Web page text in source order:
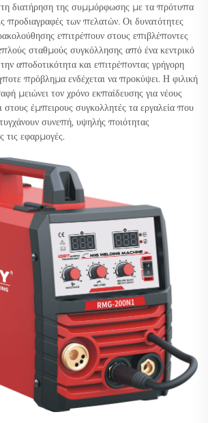
διατήρηση της συμμόρφωσης με τα πρότυπα
προδιαγραφές των πελατών. Οι δυνατότητες
επιτρέπουν στους επιβλέποντες
σταθμούς συγκόλλησης από ένα κεντρικό
αποδοτικότητα και επιτρέποντας γρήγορη
πρόβλημα ενδέχεται να προκύψει. Η φιλική
μειώνει τον χρόνο εκπαίδευσης για νέους
στους έμπειρους συγκολλητές τα εργαλεία που
συνεπή, υψηλής ποιότητας
τις εφαρμογές.